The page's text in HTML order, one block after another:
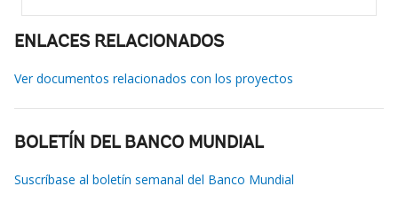
ENLACES RELACIONADOS
Ver documentos relacionados con los proyectos
BOLETÍN DEL BANCO MUNDIAL
Suscríbase al boletín semanal del Banco Mundial